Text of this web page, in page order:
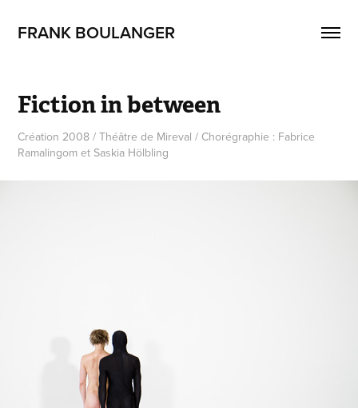
FRANK BOULANGER
Fiction in between
Création 2008 / Théâtre de Mireval / Chorégraphie : Fabrice
Ramalingom et Saskia Hölbling